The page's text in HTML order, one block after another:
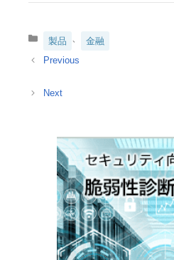
カ
ゴ
ー
製品 、 金融